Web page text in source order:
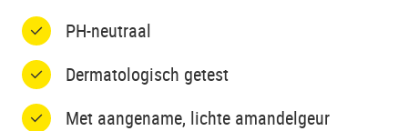
PH-neutraal
Dermatologisch getest
Met aangename, lichte amandelgeur